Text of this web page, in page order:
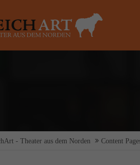
- Theater aus dem Norden Content